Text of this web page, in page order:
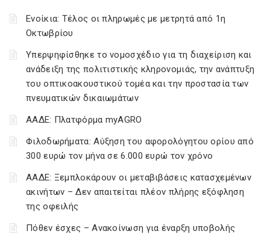
Ενοίκια: Τέλος οι πληρωμές με μετρητά από 1η
Οκτωβρίου
Υπερψηφίσθηκε το νομοσχέδιο για τη διαχείριση και
ανάδειξη της πολιτιστικής κληρονομιάς, την ανάπτυξη
του οπτικοακουστικού τομέα και την προστασία των
πνευματικών δικαιωμάτων
ΑΑΔΕ: Πλατφόρμα myAGRO
Φιλοδωρήματα: Αύξηση του αφορολόγητου ορίου από
300 ευρώ τον μήνα σε 6.000 ευρώ τον χρόνο
ΑΑΔΕ: Ξεμπλοκάρουν οι μεταβιβάσεις κατασχεμένων
ακινήτων – Δεν απαιτείται πλέον πλήρης εξόφληση
της οφειλής
Πόθεν έσχες – Ανακοίνωση για έναρξη υποβολής